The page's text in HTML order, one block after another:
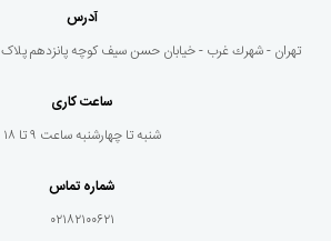
آدرس
تهران - شهرك غرب - خيابان حسن سيف كوچه پانزدهم پلاک ١٠ کد پستی: ۱۴۶۶۸۷۴۱۸۶
ساعت کاری
شنبه تا چهارشنبه ساعت ۹ تا ۱۸
شماره تماس
۰۲۱۸۲۱۰۰۶۲۱